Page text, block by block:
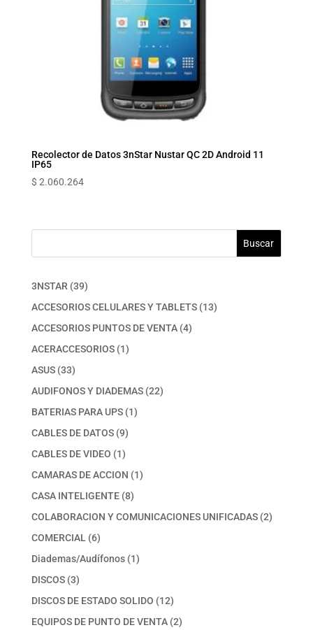
Recolector de Datos 3nStar Nustar QC 2D Android 11
IP65
$ 2.060.264
Buscar
3NSTAR 3939
productos
ACCESORIOS CELULARES Y TABLETS 1313
ACCESORIOS PUNTOS DE VENTA 44
ACERACCESORIOS 11
ASUS 3333
productos
AUDIFONOS Y DIADEMAS 2222
BATERIAS PARA UPS 11
CABLES DE DATOS 99
productos
CABLES DE VIDEO 11
producto
CAMARAS DE ACCION 11
CASA INTELIGENTE 88
productos
COLABORACION Y COMUNICACIONES UNIFICADAS 22
COMERCIAL 66
productos
Diademas/Audífonos 11
DISCOS 33
productos
DISCOS DE ESTADO SOLIDO 1212
productos
EQUIPOS DE PUNTO DE VENTA 22